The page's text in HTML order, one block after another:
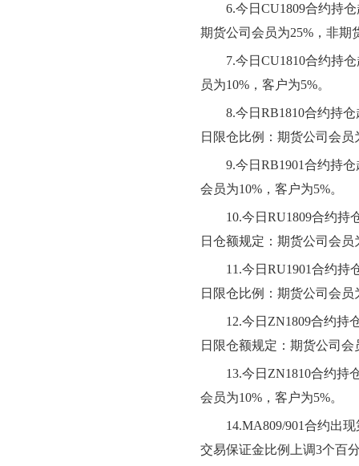
6.今日CU1809合约持
期货公司会员为25%，非期
7.今日CU1810合约持
员为10%，客户为5%。
8.今日RB1810合约持
日限仓比例：期货公司会员
9.今日RB1901合约持
会员为10%，客户为5%。
10.今日RU1809合约持
日仓额规定：期货公司会
11.今日RU1901合约持
日限仓比例：期货公司会员
12.今日ZN1809合约持
日限仓额规定：期货公司
13.今日ZN1810合约持
会员为10%，客户为5%。
14.MA809/901合约出现
交易保证金比例上调3个百